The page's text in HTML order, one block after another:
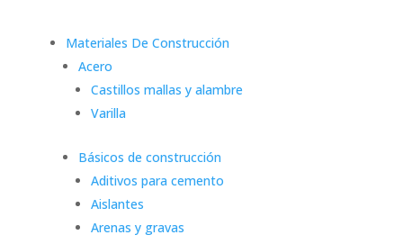
Materiales De Construcción
Acero
Castillos mallas y alambre
Varilla
Básicos de construcción
Aditivos para cemento
Aislantes
Arenas y gravas